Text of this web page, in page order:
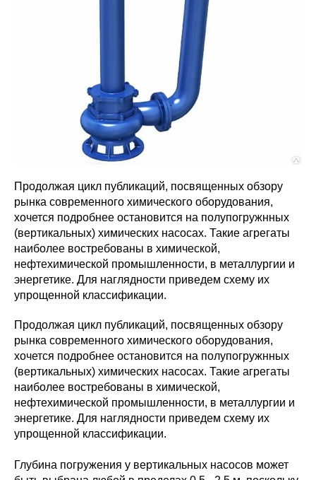
Продолжая цикл публикаций, посвященных обзору
рынка современного химического оборудования,
хочется подробнее остановится на полупогружнных
(вертикальных) химических насосах. Такие агрегаты
наиболее востребованы в химической,
нефтехимической промышленности, в металлургии и
энергетике. Для наглядности приведем схему их
упрощенной классификации.
Продолжая цикл публикаций, посвященных обзору
рынка современного химического оборудования,
хочется подробнее остановится на полупогружнных
(вертикальных) химических насосах. Такие агрегаты
наиболее востребованы в химической,
нефтехимической промышленности, в металлургии и
энергетике. Для наглядности приведем схему их
упрощенной классификации.
Глубина погружения у вертикальных насосов может